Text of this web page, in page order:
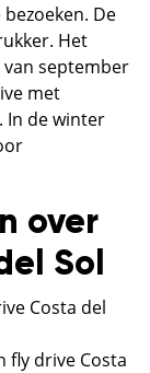
De
Het
september
met
In de winter
over
Sol
Costa del
fly drive Costa